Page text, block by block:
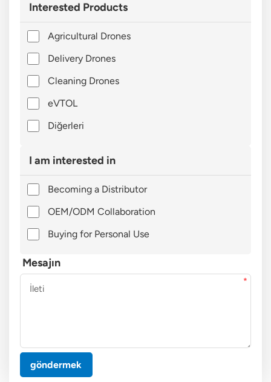
Interested Products
Agricultural Drones
Delivery Drones
Cleaning Drones
eVTOL
Diğerleri
I am interested in
Becoming a Distributor
OEM/ODM Collaboration
Buying for Personal Use
Mesajın
göndermek